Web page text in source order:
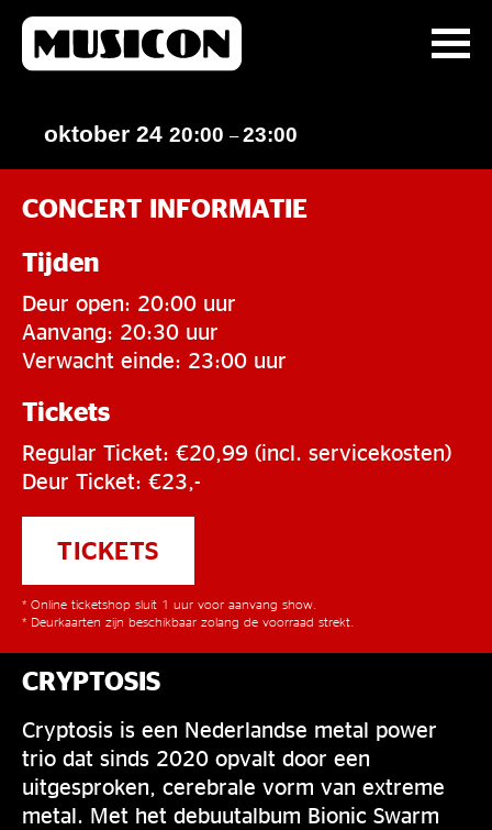
oktober 24 20:00 –23:00
CONCERT INFORMATIE
Tijden
Deur open: 20:00 uur
Aanvang: 20:30 uur
Verwacht einde: 23:00 uur
Tickets
Regular Ticket: €20,99 (incl. servicekosten)
Deur Ticket: €23,-
TICKETS
* Online ticketshop sluit 1 uur voor aanvang show.
* Deurkaarten zijn beschikbaar zolang de voorraad strekt.
CRYPTOSIS
Cryptosis is een Nederlandse metal power
trio dat sinds 2020 opvalt door een
uitgesproken, cerebrale vorm van extreme
metal. Met het debuutalbum Bionic Swarm